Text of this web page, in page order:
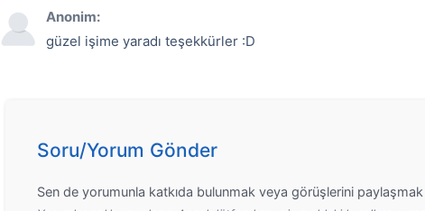
Anonim:
güzel işime yaradı teşekkürler :D
Soru/Yorum Gönder
Sen de yorumunla katkıda bulunmak veya görüşlerini